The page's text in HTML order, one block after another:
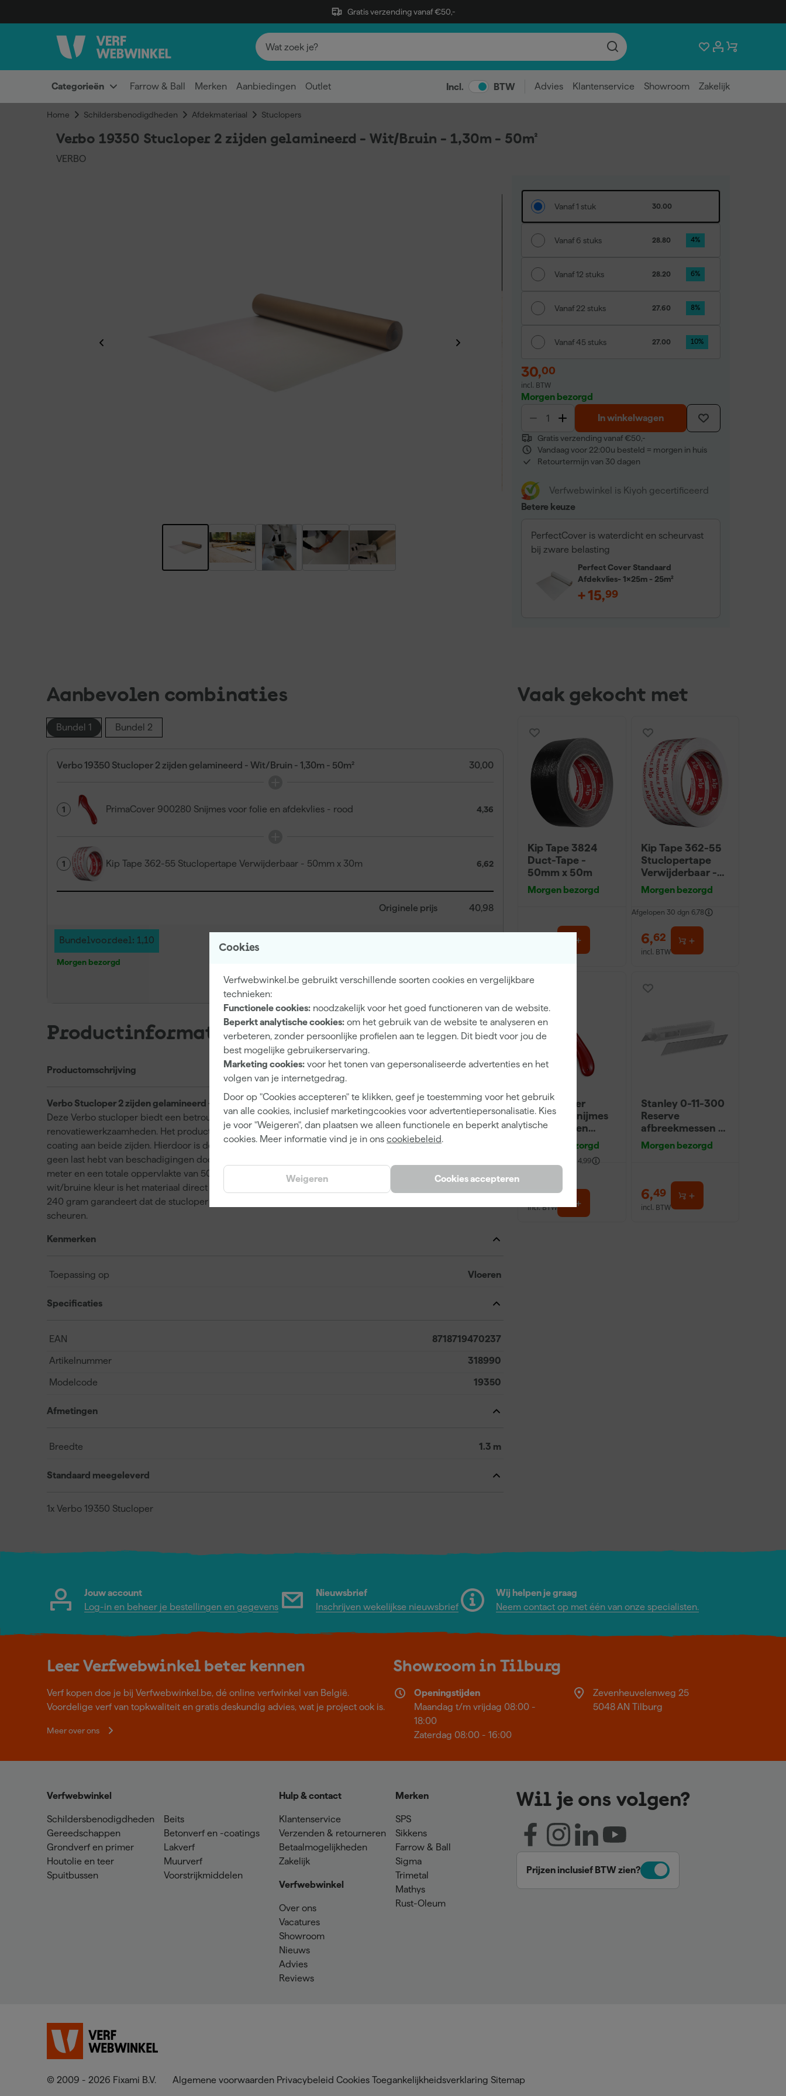
Gratis verzending vanaf €50,-
Categorieën Farrow & Ball Merken Aanbiedingen Outlet Incl. BTW Advies Klantenservice Showroom Zakelijk
Home Schildersbenodigdheden Afdekmateriaal Stuclopers
Cookies
Verfwebwinkel.be gebruikt verschillende soorten cookies en vergelijkbare
technieken:
Functionele cookies: noodzakelijk voor het goed functioneren van de website.
Beperkt analytische cookies: om het gebruik van de website te analyseren en
verbeteren, zonder persoonlijke profielen aan te leggen. Dit biedt voor jou de
best mogelijke gebruikerservaring.
Marketing cookies: voor het tonen van gepersonaliseerde advertenties en het
volgen van je internetgedrag.
Door op "Cookies accepteren" te klikken, geef je toestemming voor het gebruik
van alle cookies, inclusief marketingcookies voor advertentiepersonalisatie. Kies
je voor "Weigeren", dan plaatsen we alleen functionele en beperkt analytische
cookies. Meer informatie vind je in ons cookiebeleid.
Cookies accepteren
Weigeren
Verbo 19350 Stucloper 2 zijden gelamineerd - Wit/Bruin - 1,30m - 50m²
VERBO
Vanaf 1 stuk 30.00
Vanaf 6 stuks 28.80 4%
Vanaf 12 stuks 28.20 6%
Vanaf 22 stuks 27.60 8%
Vanaf 45 stuks 27.00 10%
30,00
incl. BTW
Morgen bezorgd
In winkelwagen
Gratis verzending vanaf €50,-
Vandaag voor 22:00u besteld = morgen in huis
Retourtermijn van 30 dagen
Verfwebwinkel is Kiyoh gecertificeerd
Betere keuze
PerfectCover is waterdicht en scheurvast
bij zware belasting
Perfect Cover Standaard
Afdekvlies- 1x25m - 25m²
+15,99
Aanbevolen combinaties
Bundel 1 Bundel 2
Verbo 19350 Stucloper 2 zijden gelamineerd - Wit/Bruin - 1,30m - 50m² 30,00
1 PrimaCover 900280 Snijmes voor folie en afdekvlies - rood 4,36
1 Kip Tape 362-55 Stuclopertape Verwijderbaar - 50mm x 30m 6,62
Originele prijs 40,98
Bundelvoordeel: 1,10
Morgen bezorgd
incl. BTW
Productinformatie
Productomschrijving
Verbo Stucloper 2 zijden gelamineerd - Wit/Bruin - 1,30m - 50m²
Deze Verbo stucloper biedt een betrouwbare oplossing voor het beschermen van vloeren tijdens bouw- en
renovatiewerkzaamheden. Het product is vervaardigd uit sterke Kraft-papier en voorzien van een kunststof
coating aan beide zijden. Hierdoor is de stucloper uitstekend bestand tegen vocht en schokken, zodat je
geen last hebt van beschadigingen door bijvoorbeeld gereedschap, verf of water. Met een breedte van 1,30
meter en een totale oppervlakte van 50 m² werk je snel en efficiënt grote oppervlakken af. Door de
wit/bruine kleur is het materiaal direct herkenbaar en inzetbaar op diverse projecten. Het gewicht van 220-
240 gram garandeert dat de stucloper stevig op zijn plek blijft liggen, zonder snel te verschuiven of te
scheuren.
Kenmerken
Toepassing op Vloeren
Specificaties
EAN 8718719470237
Artikelnummer 318990
Modelcode 19350
Afmetingen
Breedte 1.3 m
Standaard meegeleverd
1x Verbo 19350 Stucloper
Vaak gekocht met
Kip Tape 3824
Duct-Tape -
50mm x 50m
Morgen bezorgd
Kip Tape 362-55
Stuclopertape
Verwijderbaar -
50mm x 30m
Morgen bezorgd
Afgelopen 30 dgn 6,78
6,62
incl. BTW
PrimaCover
900280 Snijmes
voor folie en
afdekvlies - rood
Morgen bezorgd
4,99
4,36
incl. BTW
Stanley 0-11-300
Reserve
afbreekmessen -
9mm (10st)
Morgen bezorgd
6,49
incl. BTW
Jouw account
Log-in en beheer je bestellingen en gegevens
Nieuwsbrief
Inschrijven wekelijkse nieuwsbrief
Wij helpen je graag
Neem contact op met één van onze specialisten.
Leer Verfwebwinkel beter kennen
Verf kopen doe je bij Verfwebwinkel.be, dé online verfwinkel van België.
Voordelige verf van topkwaliteit en gratis deskundig advies, wat je project ook is.
Meer over ons
Showroom in Tilburg
Openingstijden
Maandag t/m vrijdag 08:00 -
18:00
Zaterdag 08:00 - 16:00
Zevenheuvelenweg 25
5048 AN Tilburg
Verfwebwinkel
Schildersbenodigdheden
Gereedschappen
Grondverf en primer
Houtolie en teer
Spuitbussen
Beits
Betonverf en -coatings
Lakverf
Muurverf
Voorstrijkmiddelen
Hulp & contact
Klantenservice
Verzenden & retourneren
Betaalmogelijkheden
Zakelijk
Verfwebwinkel
Over ons
Vacatures
Showroom
Nieuws
Advies
Reviews
Merken
SPS
Sikkens
Farrow & Ball
Sigma
Trimetal
Mathys
Rust-Oleum
Wil je ons volgen?
Prijzen inclusief BTW zien?
© 2009 - 2026 Fixami B.V. Algemene voorwaarden Privacybeleid Cookies Toegankelijkheidsverklaring Sitemap